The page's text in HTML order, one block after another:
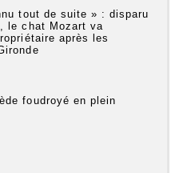
tout de suite » : disparu
le chat Mozart va
après les
foudroyé en plein